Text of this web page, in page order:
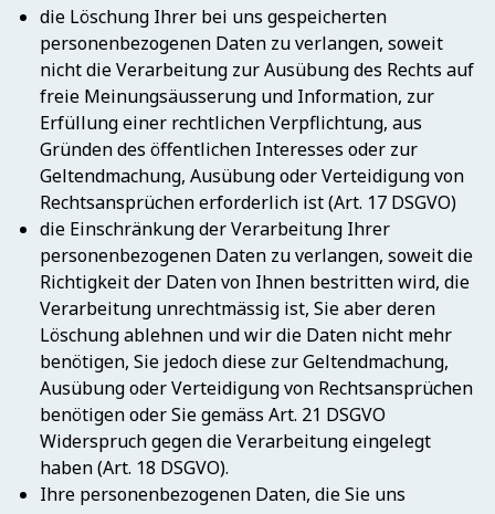
die Löschung Ihrer bei uns gespeicherten
personenbezogenen Daten zu verlangen, soweit
nicht die Verarbeitung zur Ausübung des Rechts auf
freie Meinungsäusserung und Information, zur
Erfüllung einer rechtlichen Verpflichtung, aus
Gründen des öffentlichen Interesses oder zur
Geltendmachung, Ausübung oder Verteidigung von
Rechtsansprüchen erforderlich ist (Art. 17 DSGVO)
die Einschränkung der Verarbeitung Ihrer
personenbezogenen Daten zu verlangen, soweit die
Richtigkeit der Daten von Ihnen bestritten wird, die
Verarbeitung unrechtmässig ist, Sie aber deren
Löschung ablehnen und wir die Daten nicht mehr
benötigen, Sie jedoch diese zur Geltendmachung,
Ausübung oder Verteidigung von Rechtsansprüchen
benötigen oder Sie gemäss Art. 21 DSGVO
Widerspruch gegen die Verarbeitung eingelegt
haben (Art. 18 DSGVO).
Ihre personenbezogenen Daten, die Sie uns